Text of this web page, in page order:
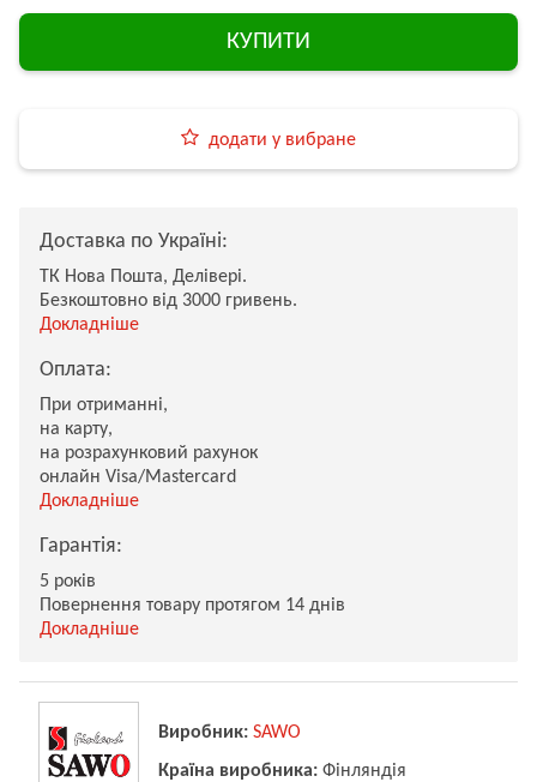
КУПИТИ
додати у вибране
Доставка по Україні:
ТК Нова Пошта, Делівері.
Безкоштовно від 3000 гривень.
Докладніше
Оплата:
При отриманні,
на карту,
на розрахунковий рахунок
онлайн Visa/Mastercard
Докладніше
Гарантія:
5 років
Повернення товару протягом 14 днів
Докладніше
Виробник: SAWO
Країна виробника: Фінляндія